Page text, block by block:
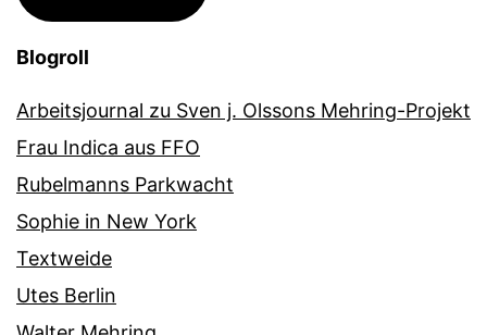
Blogroll
Arbeitsjournal zu Sven j. Olssons Mehring-Projekt
Frau Indica aus FFO
Rubelmanns Parkwacht
Sophie in New York
Textweide
Utes Berlin